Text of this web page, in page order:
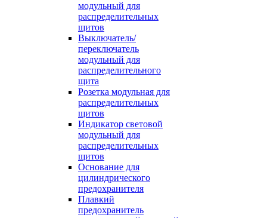
модульный для
распределительных
щитов
Выключатель/
переключатель
модульный для
распределительного
щита
Розетка модульная для
распределительных
щитов
Индикатор световой
модульный для
распределительных
щитов
Основание для
цилиндрического
предохранителя
Плавкий
предохранитель